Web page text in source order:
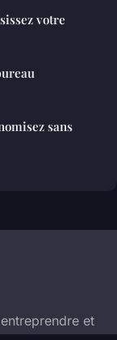
votre
sans
et